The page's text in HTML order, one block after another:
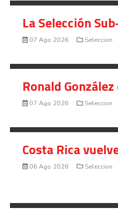
La Selección
07 Ago 2026 Seleccion
Ronald
07 Ago 2026 Seleccion
Costa Rica
06 Ago 2026 Seleccion